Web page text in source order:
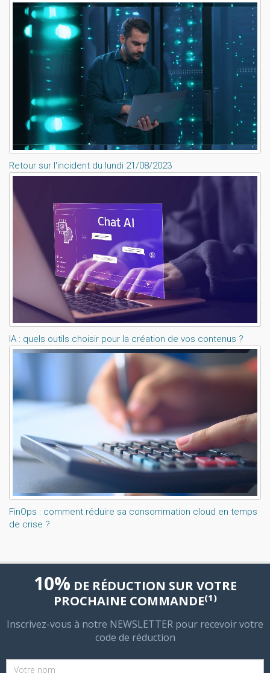
Retour sur l'incident du lundi 21/08/2023
IA : quels outils choisir pour la création de vos contenus ?
FinOps : comment réduire sa consommation cloud en temps
de crise ?
10% DE RÉDUCTION SUR VOTRE
PROCHAINE COMMANDE(1)
Inscrivez-vous à notre NEWSLETTER pour recevoir votre
code de réduction